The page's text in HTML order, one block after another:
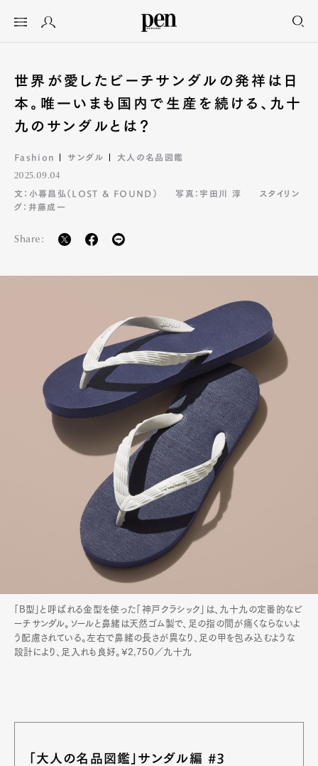
世界が愛したビーチサンダルの発祥は日
本。唯一いまも国内で生産を続ける、九十
九のサンダルとは？
Fashion サンダル 大人の名品図鑑
2025.09.04
文：小暮昌弘（LOST & FOUND）
写真：宇田川 淳
スタイリン
グ：井藤成一
Share:
「B型」と呼ばれる金型を使った「神戸クラシック」は、九十九の定番的なビ
ーチサンダル。ソールと鼻緒は天然ゴム製で、足の指の間が痛くならないよ
う配慮されている。左右で鼻緒の長さが異なり、足の甲を包み込むような
設計により、足入れも良好。¥2,750／九十九
「大人の名品図鑑」サンダル編 #3